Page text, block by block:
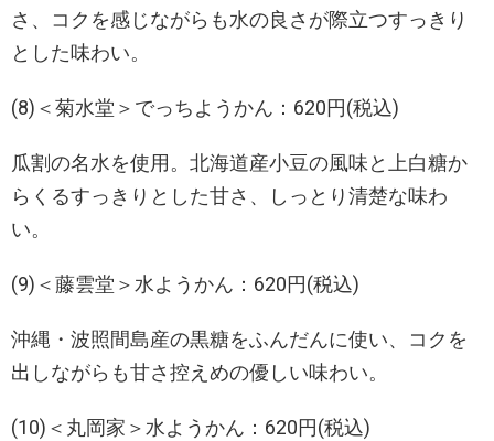
さ、コクを感じながらも水の良さが際立つすっきり
とした味わい。
(8)＜菊水堂＞でっちようかん：620円(税込)
瓜割の名水を使用。北海道産小豆の風味と上白糖か
らくるすっきりとした甘さ、しっとり清楚な味わ
い。
(9)＜藤雲堂＞水ようかん：620円(税込)
沖縄・波照間島産の黒糖をふんだんに使い、コクを
出しながらも甘さ控えめの優しい味わい。
(10)＜丸岡家＞水ようかん：620円(税込)